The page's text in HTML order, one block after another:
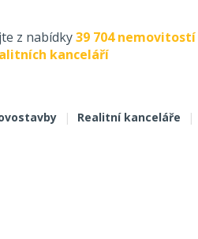
z nabídky39 704 nemovitostí
kanceláří
| Realitní kanceláře |